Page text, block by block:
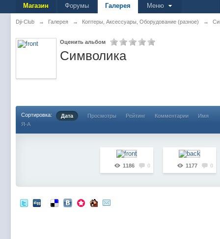
Магазин Форумы Галерея Меню
Dji-Club → Галерея → Коптеры, Аксессуары, Оборудование (разное) →
Оценить альбом
Символика
Сортировка: Дата Просмотры Рейтинг Комментарии
Имя
Я-А
1186 0 1177 0